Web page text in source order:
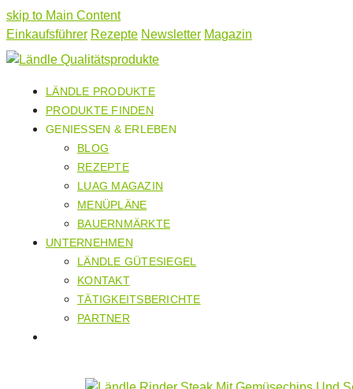
skip to Main Content
Einkaufsführer Rezepte Newsletter Magazin
LÄNDLE PRODUKTE
PRODUKTE FINDEN
GENIESSEN & ERLEBEN
BLOG
REZEPTE
LUAG MAGAZIN
MENÜPLÄNE
BAUERNMÄRKTE
UNTERNEHMEN
LÄNDLE GÜTESIEGEL
KONTAKT
TÄTIGKEITSBERICHTE
PARTNER